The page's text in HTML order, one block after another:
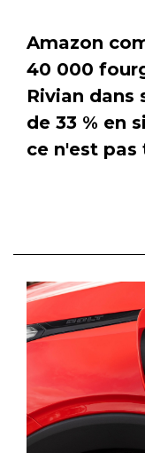
Amazon
40 000
Rivian
de 33 % en
ce n'est pas